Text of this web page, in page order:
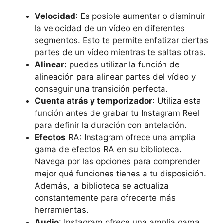
Velocidad: Es posible aumentar o disminuir
la velocidad de un vídeo en diferentes
segmentos. Esto te permite enfatizar ciertas
partes de un vídeo mientras te saltas otras.
Alinear: puedes utilizar la función de
alineación para alinear partes del vídeo y
conseguir una transición perfecta.
Cuenta atrás y temporizador: Utiliza esta
función antes de grabar tu Instagram Reel
para definir la duración con antelación.
Efectos RA: Instagram ofrece una amplia
gama de efectos RA en su biblioteca.
Navega por las opciones para comprender
mejor qué funciones tienes a tu disposición.
Además, la biblioteca se actualiza
constantemente para ofrecerte más
herramientas.